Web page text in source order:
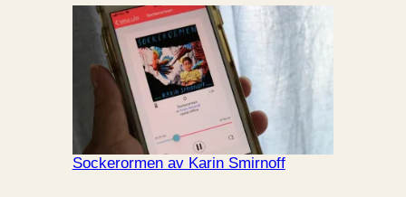
Sockerormen av Karin Smirnoff